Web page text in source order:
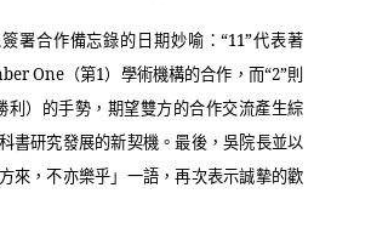
署合作備忘錄的日期妙喻：“11”代表著
One（第1）學術機構的合作，而“2”則
利）的手勢，期望雙方的合作交流產生綜
書研究發展的新契機。最後，吳院長並以
來，不亦樂乎」一語，再次表示誠摰的歡